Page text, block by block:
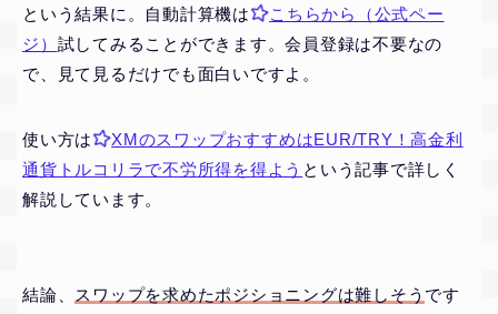
という結果に。自動計算機は
こちらから（公式ペー
ジ） 試してみることができます。会員登録は不要なの
で、見て見るだけでも面白いですよ。
使い方は
XMのスワップおすすめはEUR/TRY！高金利
通貨トルコリラで不労所得を得よう という記事で詳しく
解説しています。
結論、 スワップを求めたポジショニングは難しそう です